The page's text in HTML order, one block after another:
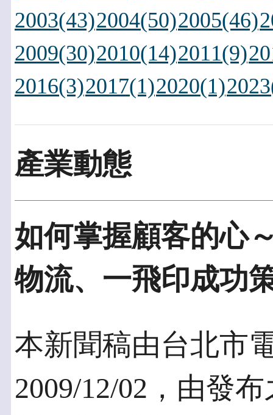
2003(43)2004(50)2005(46)
2009(30)2010(14)2011(9)
2016(3)2017(1)2020(1)
產業動態
如何掌握顧客的心
物流、一飛印成功
本新聞稿由台北市
2009/12/02，由發